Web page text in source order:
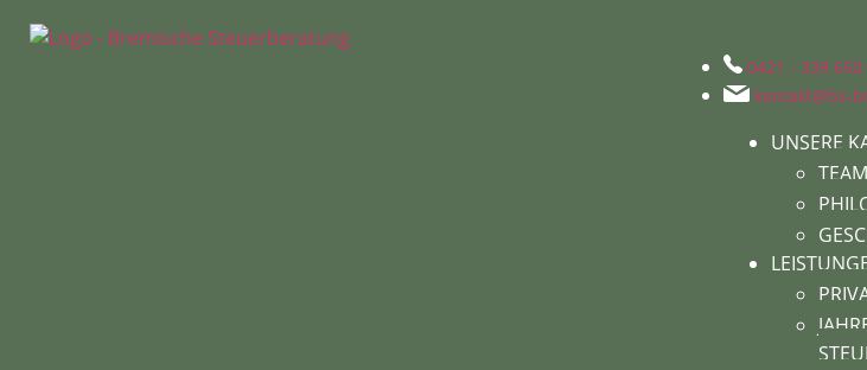
0421 - 339 650
kontakt@bs-
UNSERE
TEAM